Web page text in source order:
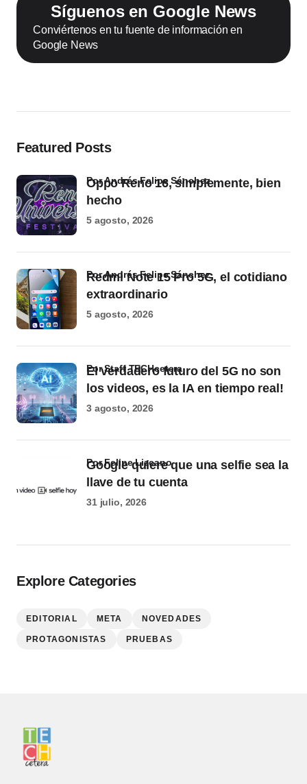
Síguenos en Google News
Conviértenos en tu fuente de información en
Google News
Featured Posts
Oppo Reno 16, simplemente, bien
hecho
por Andrés Felipe Sánchez
5 agosto, 2026
Redmi Note 15 Pro 5G, el cotidiano
extraordinario
por Andrés Felipe Sánchez
5 agosto, 2026
El verdadero futuro del 5G no son
los videos, es la IA en tiempo real!
por Staff TECHcetera
3 agosto, 2026
Google quiere que una selfie sea la
llave de tu cuenta
por Felipe Lizcano
31 julio, 2026
Explore Categories
EDITORIAL META NOVEDADES
PROTAGONISTAS PRUEBAS